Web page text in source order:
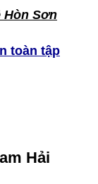
Hòn Sơn
toàn tập
Hải